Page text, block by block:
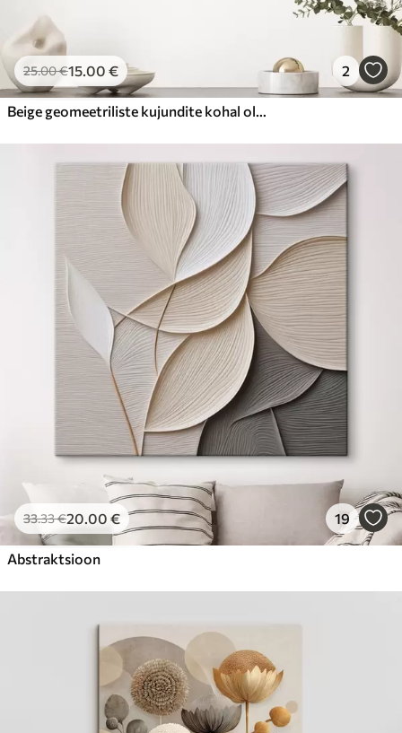
25.00€15.00 € 2
Beige geomeetriliste kujundite kohal olev portree
33.33€20.00 € 19
Abstraktsioon